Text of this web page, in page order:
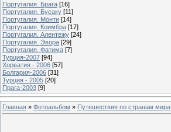
Португалия. Брага [16]
Португалия. Бусаку [11]
Португалия. Монти [14]
Португалия. Коимбра [17]
Португалия. Алентежу [24]
Португалия. Эвора [29]
Португалия. Фатима [7]
Турция-2007 [94]
Хорватия - 2006 [57]
Болгария-2006 [31]
Турция - 2005 [20]
Прага-2003 [9]
Главная » Фотоальбом » Путешествия по странам мира